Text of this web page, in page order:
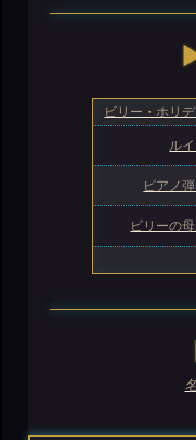
ビリー・ホリデ
ル
ピアノ
ビリーの